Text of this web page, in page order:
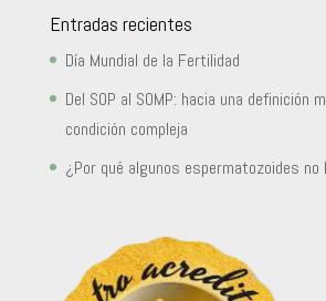
Entradas recientes
Día Mundial de la Fertilidad
Del SOP al SOMP: hacia una definición
condición compleja
¿Por qué algunos espermatozoides